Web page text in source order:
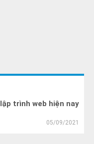
trình web hiện nay
05/09/2021